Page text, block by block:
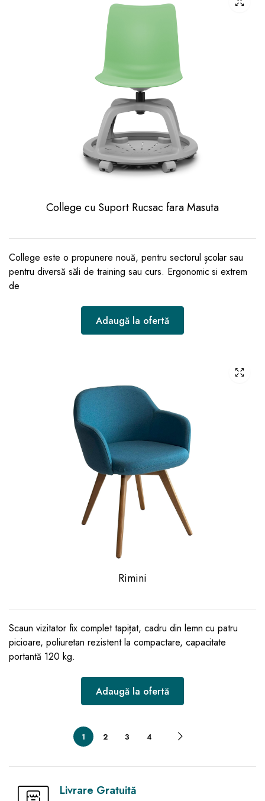
College cu Suport Rucsac fara Masuta
College este o propunere nouă, pentru sectorul școlar sau
pentru diversă săli de training sau curs. Ergonomic si extrem
de
Adaugă la ofertă
Rimini
Scaun vizitator fix complet tapițat, cadru din lemn cu patru
picioare, poliuretan rezistent la compactare, capacitate
portantă 120 kg.
Adaugă la ofertă
1 2 3 4
Livrare Gratuită